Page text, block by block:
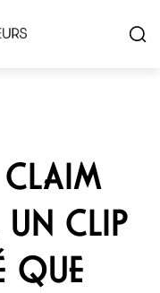
UN CLIP
QUE